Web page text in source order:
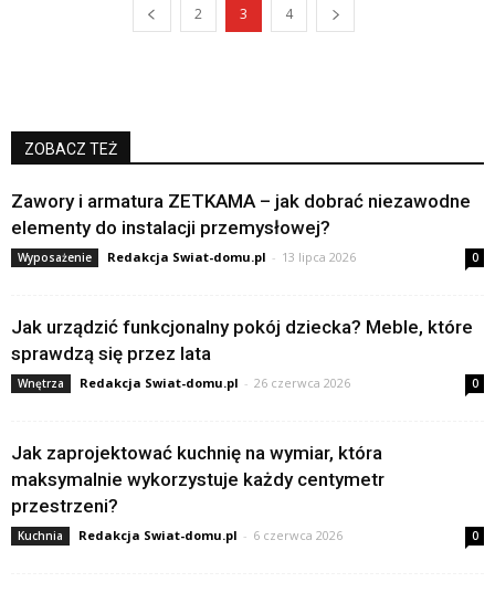
2 3 4
ZOBACZ TEŻ
Zawory i armatura ZETKAMA – jak dobrać niezawodne
elementy do instalacji przemysłowej?
Wyposażenie Redakcja Swiat-domu.pl - 13 lipca 2026 0
Jak urządzić funkcjonalny pokój dziecka? Meble, które
sprawdzą się przez lata
Wnętrza Redakcja Swiat-domu.pl - 26 czerwca 2026 0
Jak zaprojektować kuchnię na wymiar, która
maksymalnie wykorzystuje każdy centymetr
przestrzeni?
Kuchnia Redakcja Swiat-domu.pl - 6 czerwca 2026 0